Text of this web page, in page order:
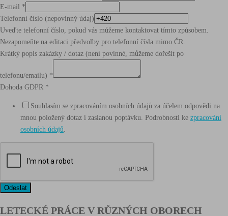
E-mail *
Telefonní číslo (nepovinný údaj)
Uveďte telefonní číslo, pokud vás můžeme kontaktovat tímto způsobem.
Nezapomeňte na editaci předvolby pro telefonní čísla mimo ČR.
Krátký popis zakázky / dotaz (není povinné, můžeme dořešit po
telefonu/emailu) *
Dohoda GDPR *
Souhlasím se zpracováním osobních údajů za účelem odpovědi na
mnou položený dotaz i zaslanou poptávku. Podrobnosti ke zpracování
osobních údajů
Odeslat
LETECKÉ PRÁCE V RŮZNÝCH OBORECH